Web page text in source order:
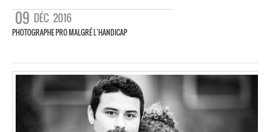
09 DÉC 2016
PHOTOGRAPHE PRO MALGRÉ L’HANDICAP